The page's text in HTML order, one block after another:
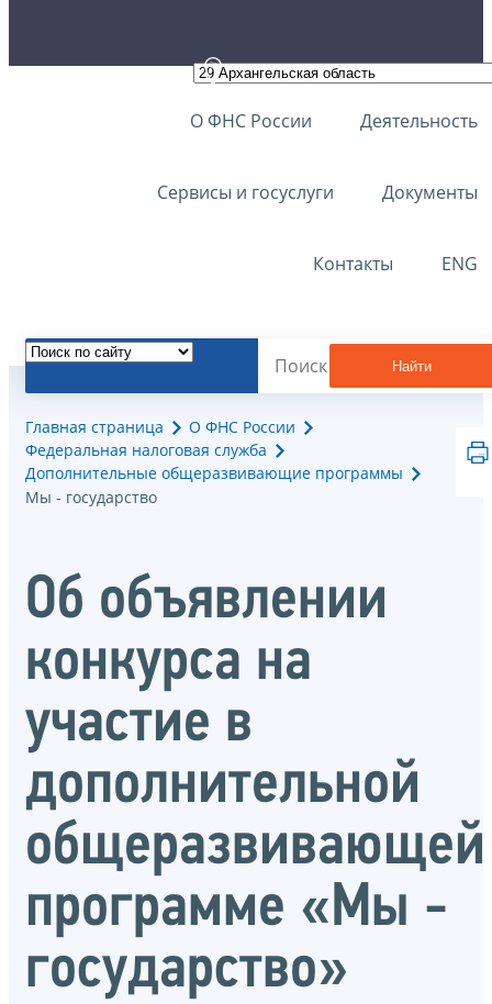
О ФНС России Деятельность
Сервисы и госуслуги Документы
Контакты ENG
Найти
Главная страница
О ФНС России
Федеральная налоговая служба
Дополнительные общеразвивающие программы
Мы - государство
Об объявлении
конкурса на
участие в
дополнительной
общеразвивающей
программе «Мы -
государство»